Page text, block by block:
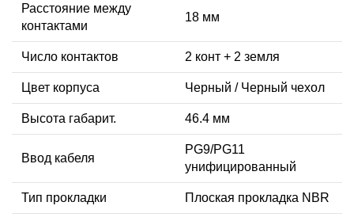
Расстояние между
контактами
18 мм
Число контактов 2 конт + 2 земля
Цвет корпуса Черный / Черный чехол
Высота габарит. 46.4 мм
Ввод кабеля
PG9/PG11
унифицированный
Тип прокладки Плоская прокладка NBR